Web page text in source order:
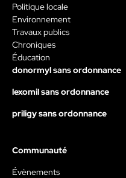
Politique locale
Environnement
Travaux publics
Chroniques
Éducation
donormyl sans ordonnance
lexomil sans ordonnance
priligy sans ordonnance
Communauté
Évènements